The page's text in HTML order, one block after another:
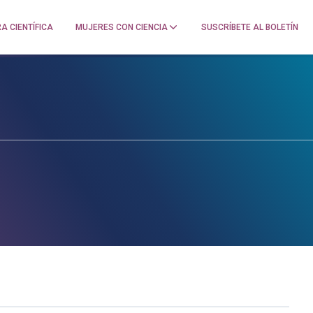
CIENTÍFICA MUJERES CON CIENCIA SUSCRÍBETE AL BOLETÍN